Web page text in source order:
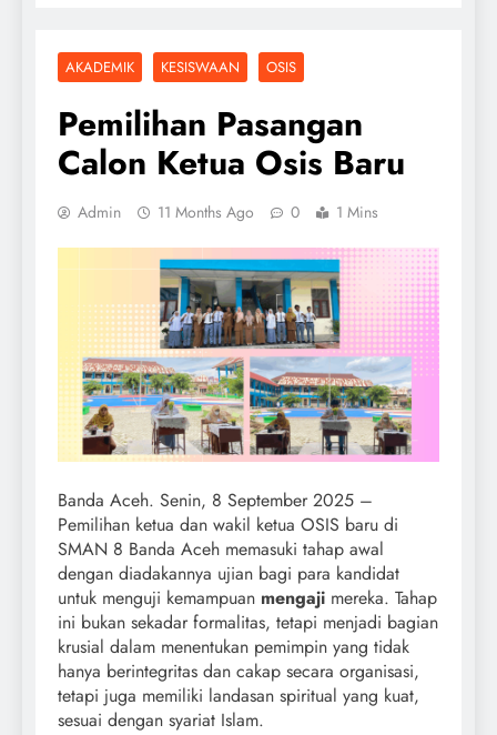
AKADEMIK KESISWAAN OSIS
Pemilihan Pasangan
Calon Ketua Osis Baru
Admin 11 Months Ago 0 1 Mins
Banda Aceh. Senin, 8 September 2025 –
Pemilihan ketua dan wakil ketua OSIS baru di
SMAN 8 Banda Aceh memasuki tahap awal
dengan diadakannya ujian bagi para kandidat
untuk menguji kemampuan mengaji mereka. Tahap
ini bukan sekadar formalitas, tetapi menjadi bagian
krusial dalam menentukan pemimpin yang tidak
hanya berintegritas dan cakap secara organisasi,
tetapi juga memiliki landasan spiritual yang kuat,
sesuai dengan syariat Islam.